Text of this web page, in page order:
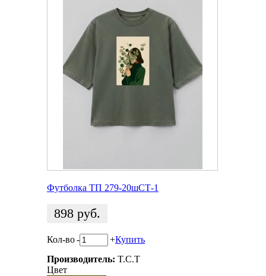
Футболка ТП 279-20шСТ-1
898 руб.
Кол-во- +Купить
Производитель: T.C.T
Цвет